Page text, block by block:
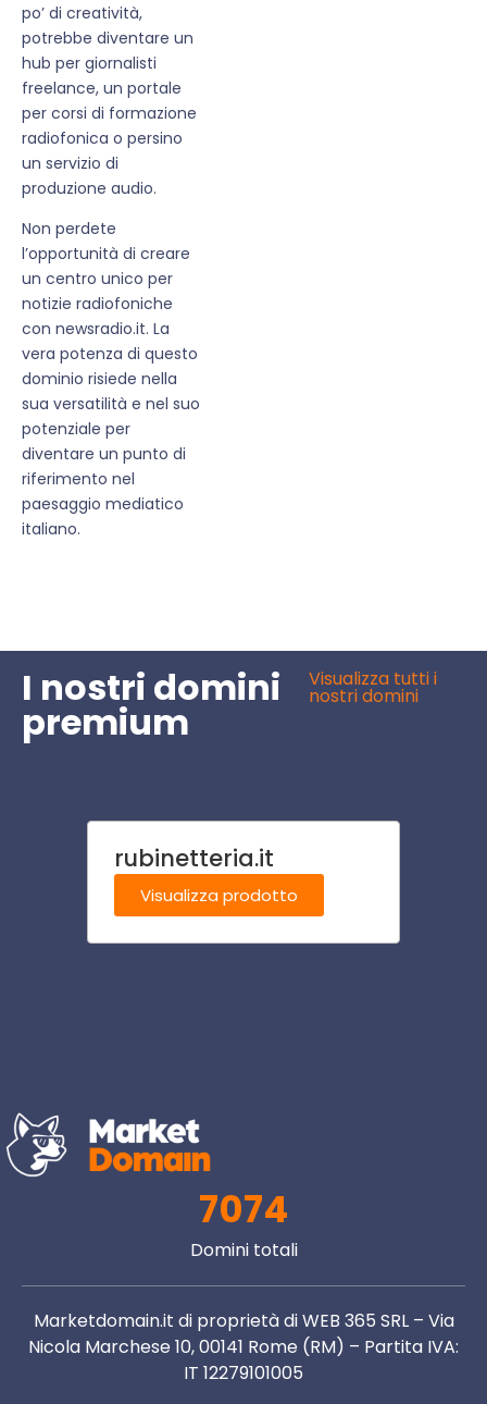
po’ di creatività,
potrebbe diventare un
hub per giornalisti
freelance, un portale
per corsi di formazione
radiofonica o persino
un servizio di
produzione audio.
Non perdete
l’opportunità di creare
un centro unico per
notizie radiofoniche
con newsradio.it. La
vera potenza di questo
dominio risiede nella
sua versatilità e nel suo
potenziale per
diventare un punto di
riferimento nel
paesaggio mediatico
italiano.
I nostri domini
premium
Visualizza tutti i
nostri domini
rubinetteria.it
Visualizza prodotto
7074
Domini totali
Marketdomain.it di proprietà di WEB 365 SRL – Via
Nicola Marchese 10, 00141 Rome (RM) – Partita IVA:
IT 12279101005